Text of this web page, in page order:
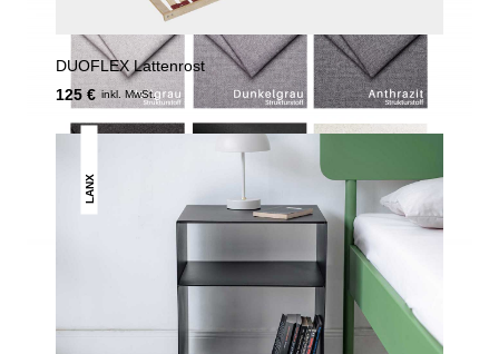
DUOFLEX Lattenrost
125 € inkl. MwSt.
LANX